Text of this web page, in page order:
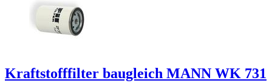
Kraftstofffilter baugleich MANN WK 731